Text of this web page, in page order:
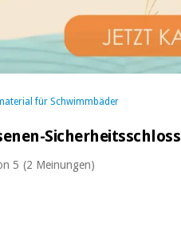
für Schwimmbäder
Sicherheitsschloss
5 (2 Meinungen)